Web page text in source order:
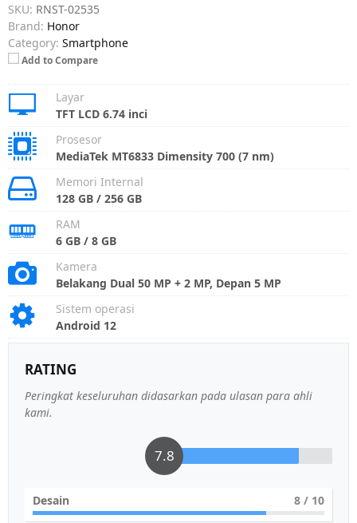
SKU: RNST-02535
Brand: Honor
Category: Smartphone
Add to Compare
Layar
TFT LCD 6.74 inci
Prosesor
MediaTek MT6833 Dimensity 700 (7 nm)
Memori Internal
128 GB / 256 GB
RAM
6 GB / 8 GB
Kamera
Belakang Dual 50 MP + 2 MP, Depan 5 MP
Sistem operasi
Android 12
RATING
Peringkat keseluruhan didasarkan pada ulasan para ahli
kami.
7.8
Desain 8 / 10